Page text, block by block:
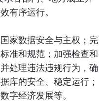
有序运行。
家数据安全与主权；完
准和规范；加强检查和
处理违法违规行为，确
库的安全、稳定运行；
字经济发展等。